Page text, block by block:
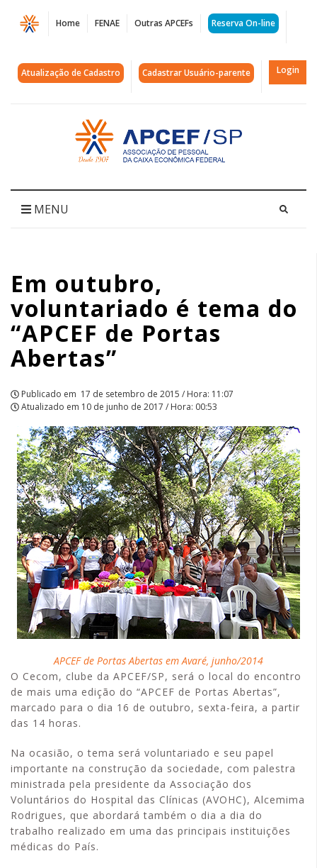
Página
Em
outubro,
“APCEF
Abertas”
|
APCEF/SP
Home FENAE Outras APCEFs Reserva On-line
Atualização de Cadastro Cadastrar Usuário-parente Login
Acessar
página
inicial
MENU
Em outubro,
voluntariado é tema do
“APCEF de Portas
Abertas”
Publicado em 17 de setembro de 2015 / Hora: 11:07
Atualizado em 10 de junho de 2017 / Hora: 00:53
APCEF de Portas Abertas em Avaré, junho/2014
O Cecom, clube da APCEF/SP, será o local do encontro
de mais uma edição do “APCEF de Portas Abertas”,
marcado para o dia 16 de outubro, sexta-feira, a partir
das 14 horas.
Na ocasião, o tema será voluntariado e seu papel
importante na construção da sociedade, com palestra
ministrada pela presidente da Associação dos
Voluntários do Hospital das Clínicas (AVOHC), Alcemima
Rodrigues, que abordará também o dia a dia do
trabalho realizado em uma das principais instituições
médicas do País.